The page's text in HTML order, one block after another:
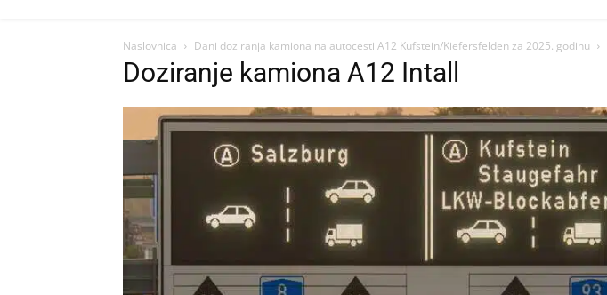
Naslovnica Dani doziranja kamiona na autocesti A12 Kufstein/Kiefersfelden za 2025. godinu
Doziranje kamiona A12 Intall